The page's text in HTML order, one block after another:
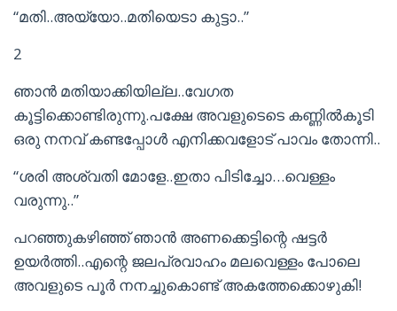
“മതി..അയ്യോ..മതിയെടാ കുട്ടാ..”
2
ഞാന്‍ മതിയാക്കിയില്ല..വേഗത
കൂട്ടിക്കൊണ്ടിരുന്നു.പക്ഷേ അവളുടെടെ കണ്ണില്‍കൂടി
ഒരു നനവ് കണ്ടപ്പോള്‍ എനിക്കവളോട് പാവം തോന്നി..
“ശരി അശ്വതി മോളേ..ഇതാ പിടിച്ചോ…വെള്ളം
വരുന്നു..”
പറഞ്ഞുകഴിഞ്ഞ് ഞാന്‍ അണക്കെട്ടിന്റെ ഷട്ടര്‍
ഉയര്‍ത്തി..എന്റെ ജലപ്രവാഹം മലവെള്ളം പോലെ
അവളുടെ പൂര്‍ നനച്ചുകൊണ്ട് അകത്തേക്കൊഴുകി!